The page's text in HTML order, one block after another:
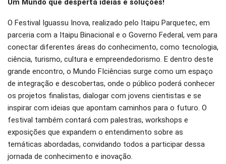
Um Mundo que desperta ideias e soluções!
O Festival Iguassu Inova, realizado pelo Itaipu Parquetec, em
parceria com a Itaipu Binacional e o Governo Federal, vem para
conectar diferentes áreas do conhecimento, como tecnologia,
ciência, turismo, cultura e empreendedorismo. E dentro deste
grande encontro, o Mundo FIciências surge como um espaço
de integração e descobertas, onde o público poderá conhecer
os projetos finalistas, dialogar com jovens cientistas e se
inspirar com ideias que apontam caminhos para o futuro. O
festival também contará com palestras, workshops e
exposições que expandem o entendimento sobre as
temáticas abordadas, convidando todos a participar dessa
jornada de conhecimento e inovação.